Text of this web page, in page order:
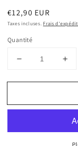
Prix
habituel
€12,90 EUR
Taxes incluses. Frais
Quantité
Réduire
quantité
Tela